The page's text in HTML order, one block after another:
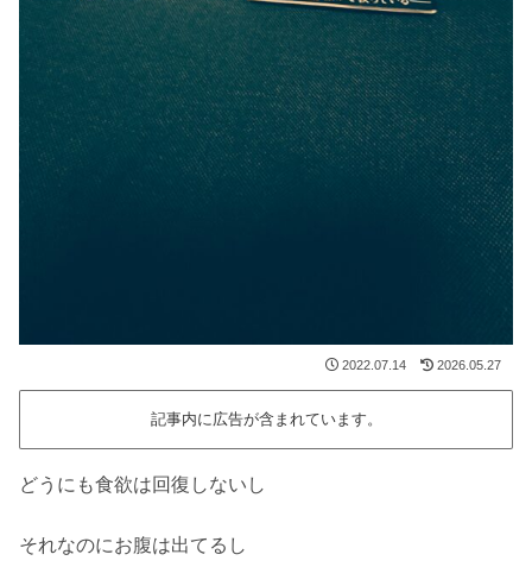
2022.07.14 2026.05.27
記事内に広告が含まれています。
どうにも食欲は回復しないし
それなのにお腹は出てるし